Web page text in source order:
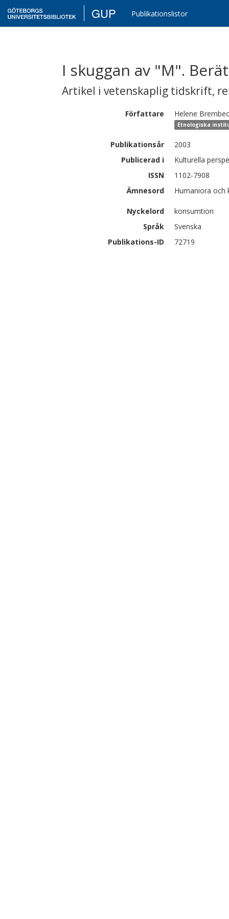
GUP Publikationslistor
I skuggan av "M".
Artikel i vetenskaplig tidskrift,
Författare Helene
Etnologiska
Publikationsår
2003
Publicerad i
Kulturella
ISSN
1102-7908
Ämnesord
Humaniora
Nyckelord
konsumtion
Språk
Svenska
Publikations-ID
72719